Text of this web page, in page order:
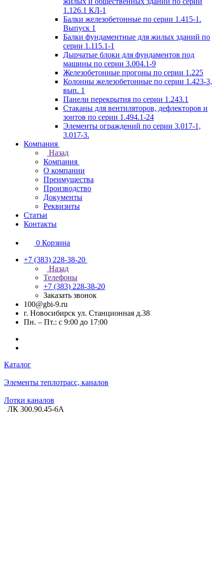
1.126.1 КЛ-1
Балки железобетонные по серии 1.415-1.
Выпуск 1
Балки фундаментные для жилых зданий по
серии 1.115.1-1
Дырчатые блоки для фундаментов под
машины по серии 3.004.1-9
Железобетонные прогоны по серии 1.225
Колонны железобетонные по серии 1.423-3,
вып. 1
Панели перекрытия по серии 1.243.1
Стаканы для вентиляторов, дефлекторов и
зонтов по серии 1.494.1-24
Элементы ограждений по серии 3.017-1,
3.017-3.
Компания
Назад
Компания
О компании
Преимущества
Производство
Документы
Реквизиты
Статьи
Контакты
0 Корзина
+7 (383) 228-38-20
Назад
Телефоны
+7 (383) 228-38-20
Заказать звонок
100@gbi-9.ru
г. Новосибирск ул. Станционная д.38
Пн. – Пт.: с 9:00 до 17:00
Каталог
Элементы теплотрасс, каналов
Лотки каналов
ЛК 300.90.45-6A